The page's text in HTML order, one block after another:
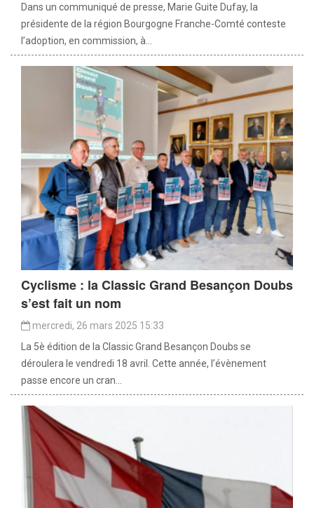
Dans un communiqué de presse, Marie Guite Dufay, la
présidente de la région Bourgogne Franche-Comté conteste
l’adoption, en commission, à...
Cyclisme : la Classic Grand Besançon Doubs
s’est fait un nom
mercredi, 26 mars 2025 15:33
La 5è édition de la Classic Grand Besançon Doubs se
déroulera le vendredi 18 avril. Cette année, l’évènement
passe encore un cran...